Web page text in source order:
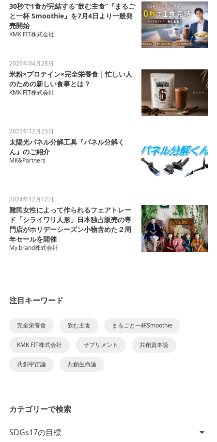
30秒で1食が完結する“飲む主食”『まるご
と一杯 Smoothie』を7月4日より一般発
売開始
KMK FIT株式会社
2026年04月28日
米粉×プロテイン×完全栄養食｜忙しい人
のための新しい食事とは？
KMK FIT株式会社
2023年12月23日
太陽光パネル分解工具『パネル分解く
ん』のご紹介
MK&Partners
2024年12月12日
難民女性によって作られるフェアトレー
ド「シライワリ人形」日本独占販売の専
門店がホリデーシーズン小物含めた２周
年セールを開催
My brand株式会社
注目キーワード
完全栄養食 飲む主食 まるごと一杯Smoothie
KMK FIT株式会社 サプリメント 共創資本論
共創宇宙論 共創生命論
カテゴリーで検索
SDGs17の目標